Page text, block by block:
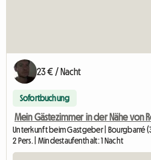
23 € / Nacht
Sofortbuchung
Mein Gästezimmer in der Nähe von
Unterkunft beim Gastgeber | Bourgbarré
2 Pers. | Mindestaufenthalt: 1 Nacht